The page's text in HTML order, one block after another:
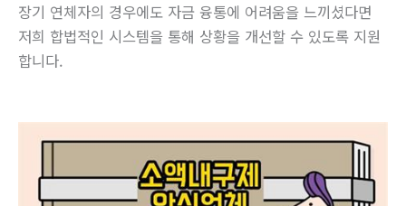
장기 연체자의 경우에도 자금 융통에 어려움을 느끼셨다면
저희 합법적인 시스템을 통해 상황을 개선할 수 있도록 지원
합니다.